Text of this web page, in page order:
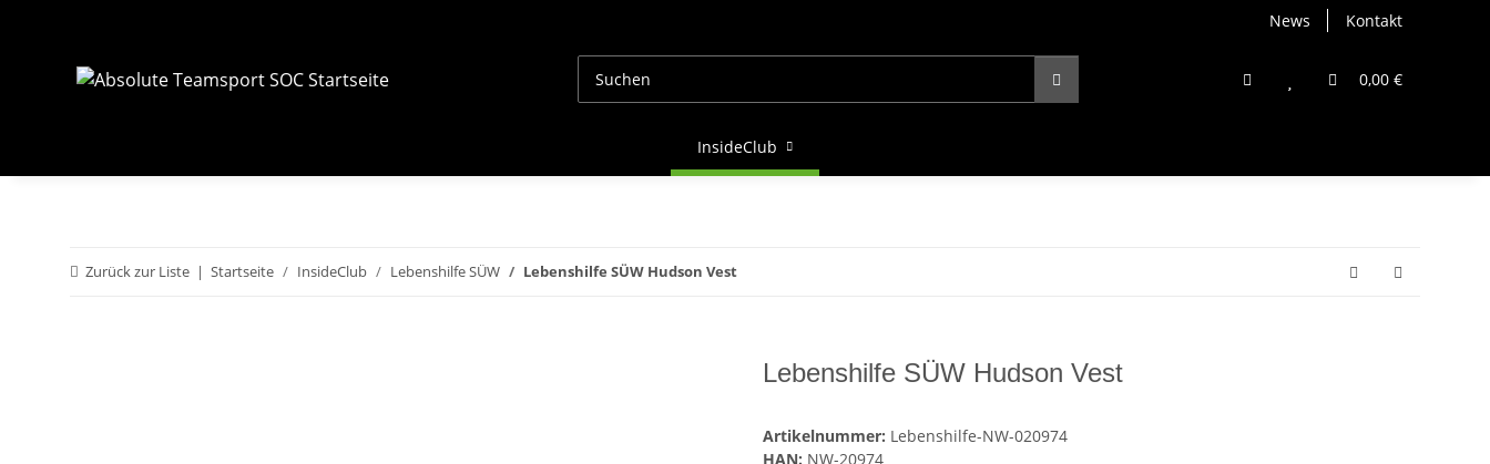
News Kontakt
0,00 €
InsideClub
Zurück zur Liste Startseite InsideClub Lebenshilfe SÜW Lebenshilfe SÜW Hudson Vest
Lebenshilfe SÜW Hudson Vest
Artikelnummer: Lebenshilfe-NW-020974
HAN: NW-20974